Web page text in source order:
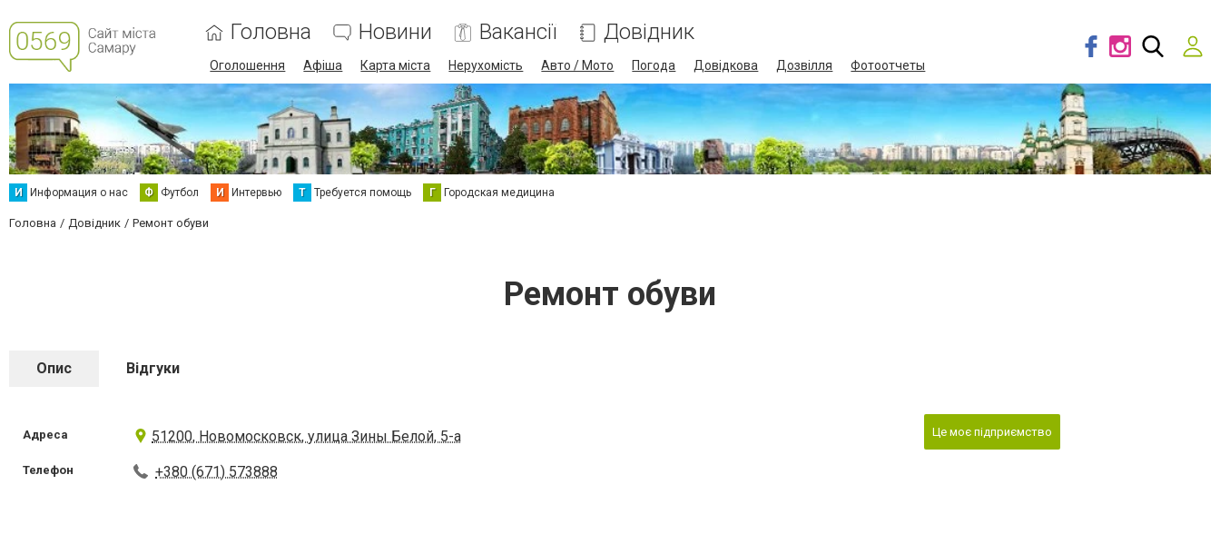
Головна Новини Вакансії Довідник
Оголошення Афіша Карта міста Нерухомість Авто / Мото Погода Довідкова Дозвілля Фотоотчеты
И Информация о нас Ф Футбол И Интервью Т Требуется помощь Г Городская медицина
Головна Довідник Ремонт обуви
Ремонт обуви
Опис Відгуки
Адреса 51200, Новомосковск, улица Зины Белой, 5-а
Телефон +380 (671) 573888
Це моє підприємство